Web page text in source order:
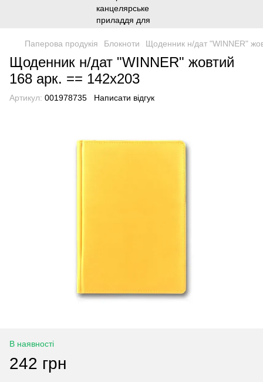
Паперова продукія Блокноти Щоденник н/дат "WINNER"
Щоденник н/дат "WINNER" жовтий
168 арк. == 142х203
Артикул: 001978735 Написати відгук
В наявності
242 грн